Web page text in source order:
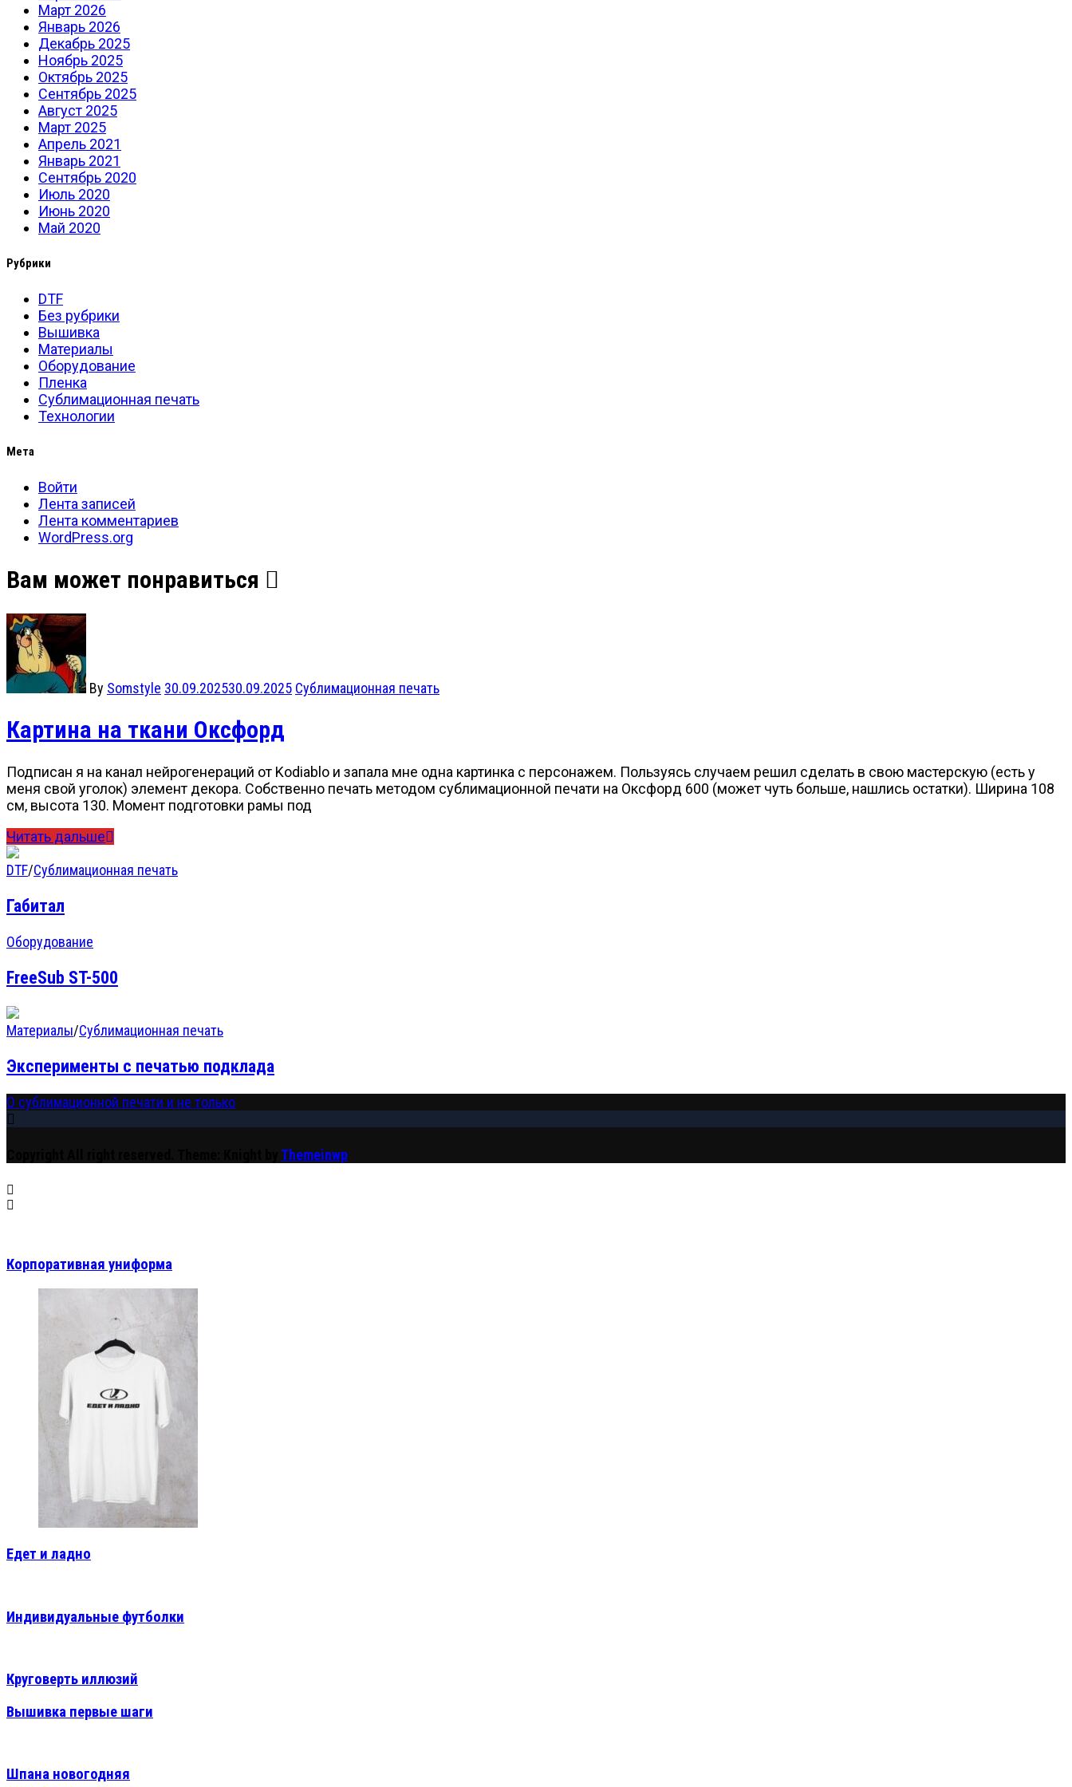
Март 2026
Январь 2026
Декабрь 2025
Ноябрь 2025
Октябрь 2025
Сентябрь 2025
Август 2025
Март 2025
Апрель 2021
Январь 2021
Сентябрь 2020
Июль 2020
Июнь 2020
Май 2020
Рубрики
DTF
Без рубрики
Вышивка
Материалы
Оборудование
Пленка
Сублимационная печать
Технологии
Мета
Войти
Лента записей
Лента комментариев
WordPress.org
Вам может понравиться
By Somstyle 30.09.202530.09.2025 Сублимационная печать
Картина на ткани Оксфорд
Подписан я на канал нейрогенераций от Kodiablo и запала мне одна картинка с персонажем. Пользуясь случаем решил сделать в свою мастерскую (есть у
меня свой уголок) элемент декора. Собственно печать методом сублимационной печати на Оксфорд 600 (может чуть больше, нашлись остатки). Ширина 108
см, высота 130. Момент подготовки рамы под
Читать дальше
DTF/Сублимационная печать
Габитал
Оборудование
FreeSub ST-500
Материалы/Сублимационная печать
Эксперименты с печатью подклада
О сублимационной печати и не только
Themeinwp
Корпоративная униформа
Едет и ладно
Индивидуальные футболки
Круговерть иллюзий
Вышивка первые шаги
Шпана новогодняя